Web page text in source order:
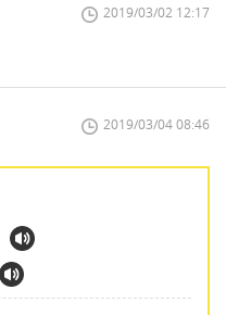
2019/03/02 12:17
2019/03/04 08:46